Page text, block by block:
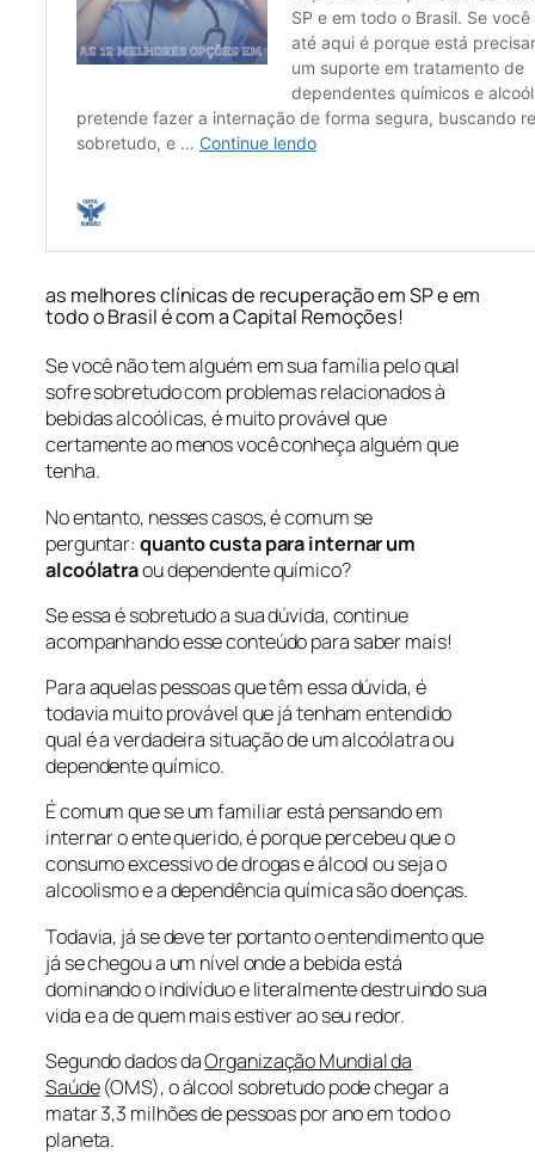
as melhores clínicas de recuperação em SP e em
todo o Brasil é com a Capital Remoções!
Se você não tem alguém em sua família pelo qual
sofre sobretudo com problemas relacionados à
bebidas alcoólicas, é muito provável que
certamente ao menos você conheça alguém que
tenha.
No entanto, nesses casos, é comum se
perguntar: quanto custa para internar um
alcoólatraou dependente químico?
Se essa é sobretudo a sua dúvida, continue
acompanhando esse conteúdo para saber mais!
Para aquelas pessoas que têm essa dúvida, é
todavia muito provável que já tenham entendido
qual é a verdadeira situação de um alcoólatra ou
dependente químico.
É comum que se um familiar está pensando em
internar o ente querido, é porque percebeu que o
consumo excessivo de drogas e álcool ou seja o
alcoolismo e a dependência química são doenças.
Todavia, já se deve ter portanto o entendimento que
já se chegou a um nível onde a bebida está
dominando o indivíduo e literalmente destruindo sua
vida e a de quem mais estiver ao seu redor.
Segundo dados daOrganização Mundial da
Saúde(OMS), o álcool sobretudo pode chegar a
matar 3,3 milhões de pessoas por ano em todo o
planeta.